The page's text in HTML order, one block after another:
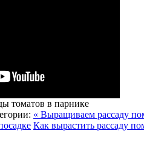
томатов в парнике
« Выращиваем рассаду
Как вырастить рассаду